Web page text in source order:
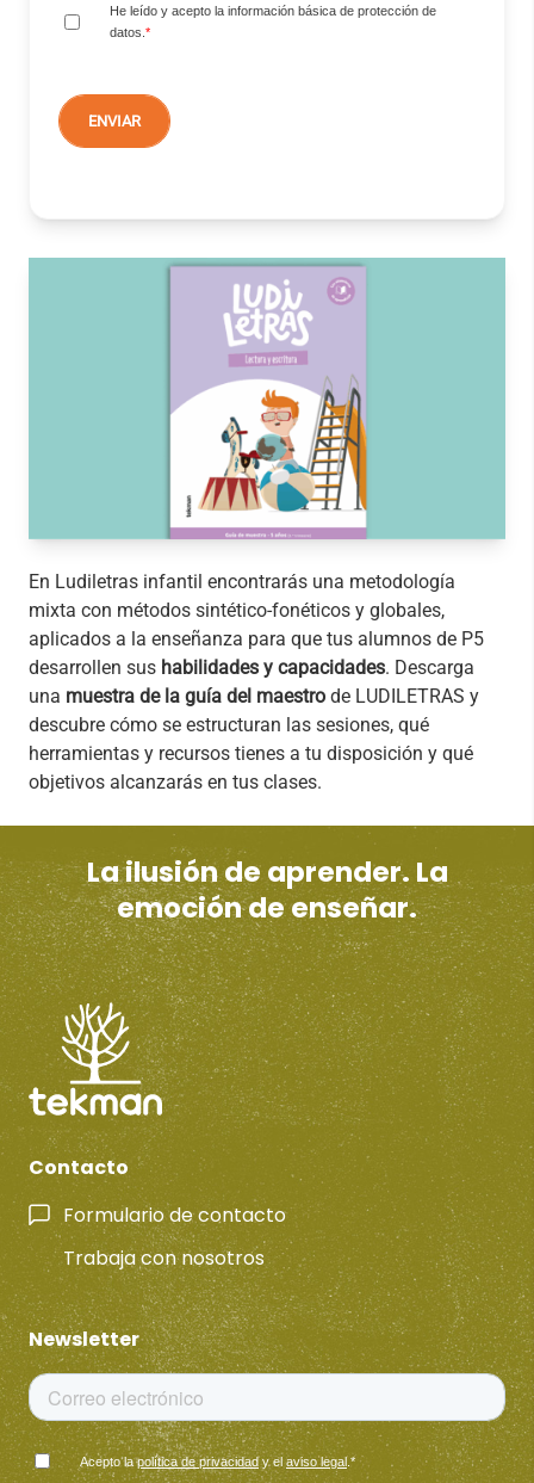
En Ludiletras infantil encontrarás una metodología
mixta con métodos sintético-fonéticos y globales,
aplicados a la enseñanza para que tus alumnos de P5
desarrollen sus habilidades y capacidades. Descarga
una muestra de la guía del maestro de LUDILETRAS y
descubre cómo se estructuran las sesiones, qué
herramientas y recursos tienes a tu disposición y qué
objetivos alcanzarás en tus clases.
He leído y acepto la información básica de protección de
datos. *
La ilusión de aprender. La
emoción de enseñar.
Contacto
Formulario de contacto
Trabaja con nosotros
Newsletter
Acepto lapolítica de privacidady el aviso legal.*